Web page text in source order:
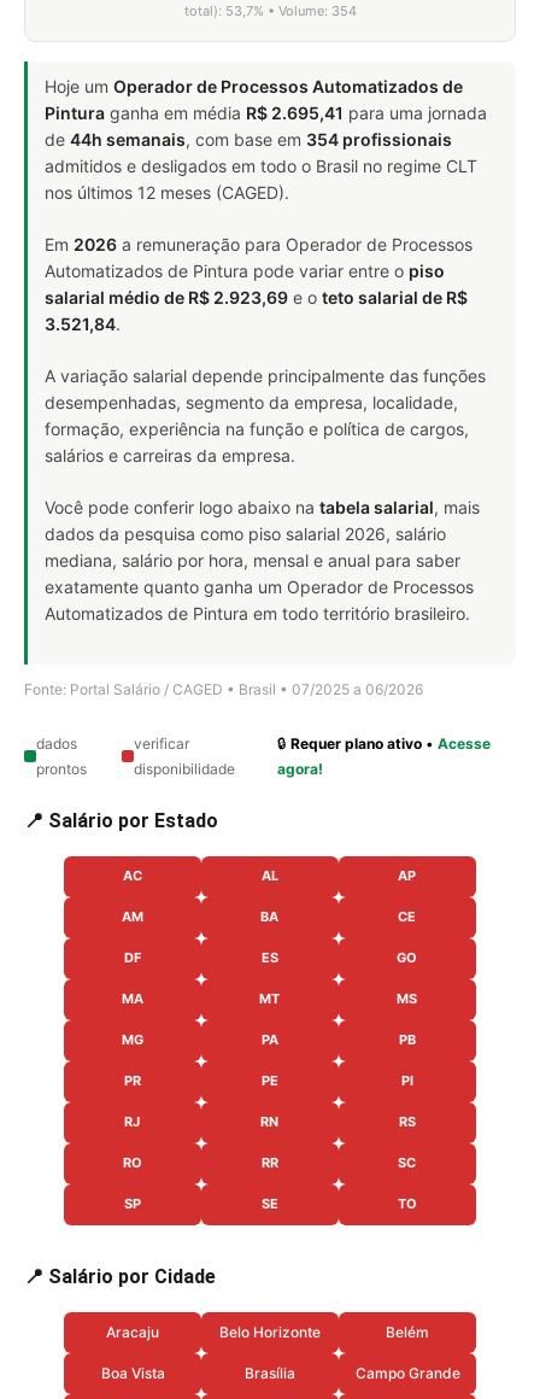
total): 53,7% • Volume: 354
Hoje um Operador de Processos Automatizados de
Pintura ganha em média R$ 2.695,41 para uma jornada
de 44h semanais, com base em 354 profissionais
admitidos e desligados em todo o Brasil no regime CLT
nos últimos 12 meses (CAGED).
Em 2026 a remuneração para Operador de Processos
Automatizados de Pintura pode variar entre o piso
salarial médio de R$ 2.923,69 e o teto salarial de R$
3.521,84.
A variação salarial depende principalmente das funções
desempenhadas, segmento da empresa, localidade,
formação, experiência na função e política de cargos,
salários e carreiras da empresa.
Você pode conferir logo abaixo na tabela salarial, mais
dados da pesquisa como piso salarial 2026, salário
mediana, salário por hora, mensal e anual para saber
exatamente quanto ganha um Operador de Processos
Automatizados de Pintura em todo território brasileiro.
Fonte: Portal Salário / CAGED • Brasil • 07/2025 a 06/2026
dados
prontos
verificar
disponibilidade
🔒Requer plano ativo •Acesse
agora!
📍 Salário por Estado
AC AL AP
AM BA CE
DF ES GO
MA MT MS
MG PA PB
PR PE PI
RJ RN RS
RO RR SC
SP SE TO
📍 Salário por Cidade
Aracaju Belo Horizonte Belém
Boa Vista Brasília Campo Grande